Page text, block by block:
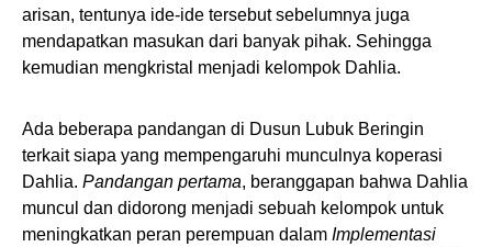
arisan, tentunya ide-ide tersebut sebelumnya juga
mendapatkan masukan dari banyak pihak. Sehingga
kemudian mengkristal menjadi kelompok Dahlia.
Ada beberapa pandangan di Dusun Lubuk Beringin
terkait siapa yang mempengaruhi munculnya koperasi
Dahlia. Pandangan pertama, beranggapan bahwa Dahlia
muncul dan didorong menjadi sebuah kelompok untuk
meningkatkan peran perempuan dalam Implementasi